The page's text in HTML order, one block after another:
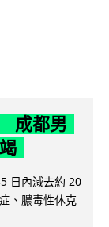
成都男
日內減去約 20
、膿毒性休克